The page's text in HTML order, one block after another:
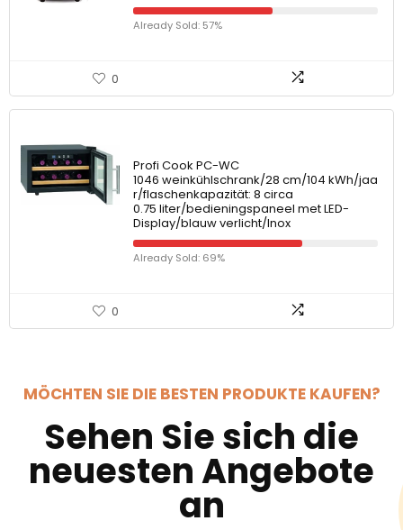
Already Sold: 57%
0
Profi Cook PC-WC
1046 weinkühlschrank/28 cm/104 kWh/jaa
r/flaschenkapazität: 8 circa
0.75 liter/bedieningspaneel met LED-
Display/blauw verlicht/Inox
Already Sold: 69%
0
MÖCHTEN SIE DIE BESTEN PRODUKTE KAUFEN?
Sehen Sie sich die
neuesten Angebote
an